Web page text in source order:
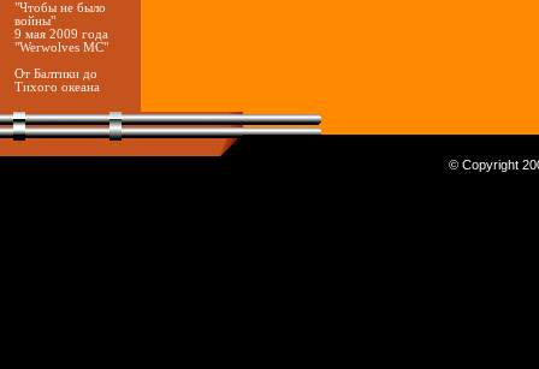
"Чтобы не было
войны"
9 мая 2009 года
"Werwolves MC"
От Балтики до
Тихого океана
© Copyright